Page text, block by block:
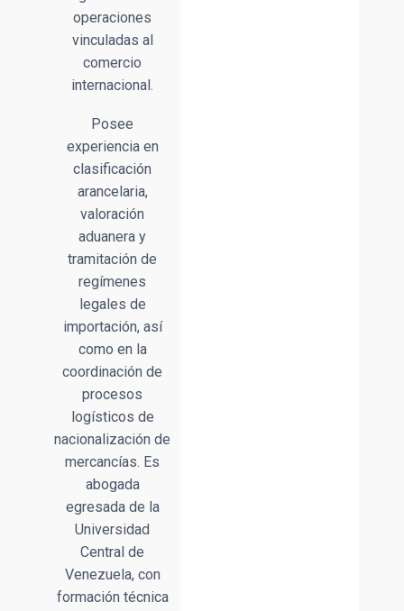
operaciones
vinculadas al
comercio
internacional.
Posee
experiencia en
clasificación
arancelaria,
valoración
aduanera y
tramitación de
regímenes
legales de
importación, así
como en la
coordinación de
procesos
logísticos de
nacionalización de
mercancías. Es
abogada
egresada de la
Universidad
Central de
Venezuela, con
formación técnica